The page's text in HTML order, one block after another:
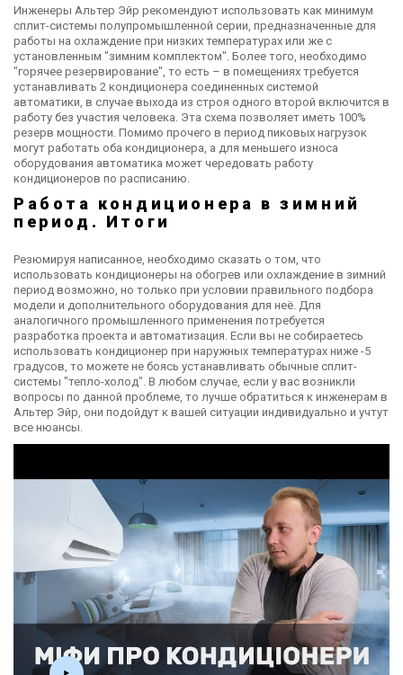
Инженеры Альтер Эйр рекомендуют использовать как минимум
сплит-системы полупромышленной серии, предназначенные для
работы на охлаждение при низких температурах или же с
установленным "зимним комплектом". Более того, необходимо
"горячее резервирование", то есть – в помещениях требуется
устанавливать 2 кондиционера соединенных системой
автоматики, в случае выхода из строя одного второй включится в
работу без участия человека. Эта схема позволяет иметь 100%
резерв мощности. Помимо прочего в период пиковых нагрузок
могут работать оба кондиционера, а для меньшего износа
оборудования автоматика может чередовать работу
кондиционеров по расписанию.
Работа кондиционера в зимний
период. Итоги
Резюмируя написанное, необходимо сказать о том, что
использовать кондиционеры на обогрев или охлаждение в зимний
период возможно, но только при условии правильного подбора
модели и дополнительного оборудования для неё. Для
аналогичного промышленного применения потребуется
разработка проекта и автоматизация. Если вы не собираетесь
использовать кондиционер при наружных температурах ниже -5
градусов, то можете не боясь устанавливать обычные сплит-
системы "тепло-холод". В любом случае, если у вас возникли
вопросы по данной проблеме, то лучше обратиться к инженерам в
Альтер Эйр, они подойдут к вашей ситуации индивидуально и учтут
все нюансы.